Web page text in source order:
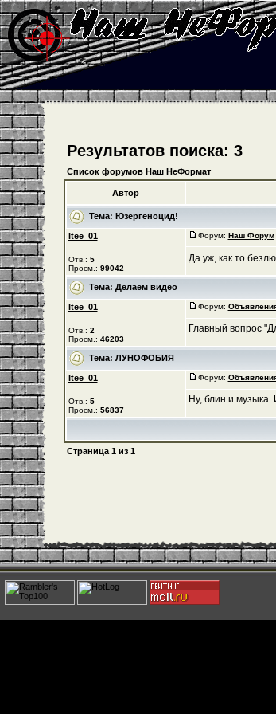
Результатов поиска: 3
Список форумов Наш НеФормат
Автор
Тема: Юзергеноцид!
Itee_01
Отв.: 5
Просм.: 99042
Форум: Наш Форум
Да уж, как то
Тема: Делаем видео
Itee_01
Отв.: 2
Просм.: 46203
Форум:
Главный вопрос
Тема: ЛУНОФОБИЯ
Itee_01
Отв.: 5
Просм.: 56837
Форум:
Ну, блин и
Страница 1из 1